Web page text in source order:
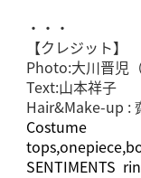
・・・
【クレジット】
Photo:大川晋児
Text:山本祥子
Hair&Make-up :
Costume
SENTIMENTS